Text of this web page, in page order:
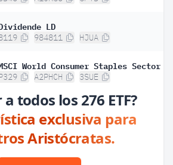
LD
984811 HJUA
A2PHCH 3SUE
todos los 276 ETF?
exclusiva para
Aristócratas.